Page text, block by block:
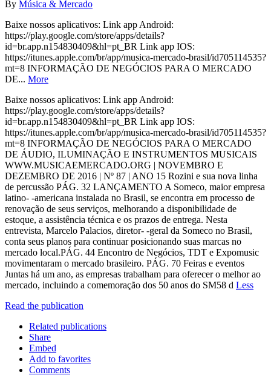
By Música & Mercado
Baixe nossos aplicativos: Link app Android:
https://play.google.com/store/apps/details?
id=br.app.n154830409&hl=pt_BR Link app IOS:
https://itunes.apple.com/br/app/musica-mercado-brasil/id705114535?
mt=8 INFORMAÇÃO DE NEGÓCIOS PARA O MERCADO
DE... More
Baixe nossos aplicativos: Link app Android:
https://play.google.com/store/apps/details?
id=br.app.n154830409&hl=pt_BR Link app IOS:
https://itunes.apple.com/br/app/musica-mercado-brasil/id705114535?
mt=8 INFORMAÇÃO DE NEGÓCIOS PARA O MERCADO
DE ÁUDIO, ILUMINAÇÃO E INSTRUMENTOS MUSICAIS
WWW.MUSICAEMERCADO.ORG | NOVEMBRO E
DEZEMBRO DE 2016 | Nº 87 | ANO 15 Rozini e sua nova linha
de percussão PÁG. 32 LANÇAMENTO A Someco, maior empresa
latino- -americana instalada no Brasil, se encontra em processo de
renovação de seus serviços, melhorando a disponibilidade de
estoque, a assistência técnica e os prazos de entrega. Nesta
entrevista, Marcelo Palacios, diretor- -geral da Someco no Brasil,
conta seus planos para continuar posicionando suas marcas no
mercado local.PÁG. 44 Encontro de Negócios, TDT e Expomusic
movimentaram o mercado brasileiro. PÁG. 70 Feiras e eventos
Juntas há um ano, as empresas trabalham para oferecer o melhor ao
mercado, incluindo a comemoração dos 50 anos do SM58 d Less
Read the publication
Related publications
Share
Embed
Add to favorites
Comments